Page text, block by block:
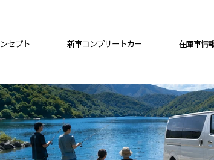
セプト 新車コンプリートカー 在庫車情